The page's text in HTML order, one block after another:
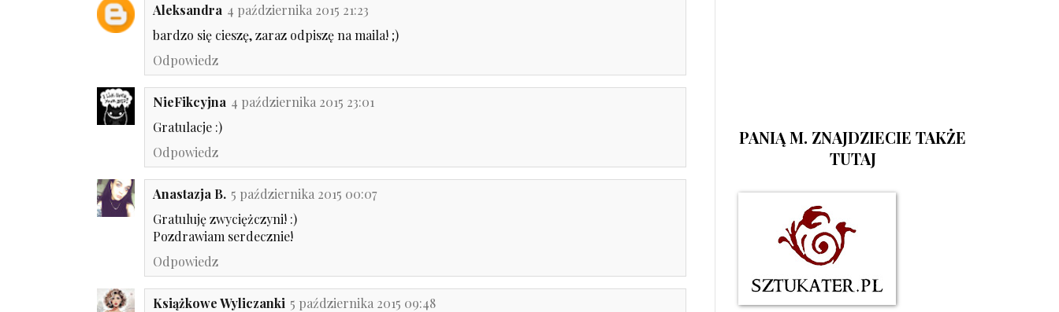
Aleksandra 4 października 2015 21:23
bardzo się cieszę, zaraz odpiszę na maila! ;)
Odpowiedz
NieFikcyjna 4 października 2015 23:01
Gratulacje :)
Odpowiedz
Anastazja B. 5 października 2015 00:07
Gratuluję zwyciężczyni! :)
Pozdrawiam serdecznie!
Odpowiedz
Książkowe Wyliczanki 5 października 2015 09:48
PANIĄ M. ZNAJDZIECIE TAKŻE
TUTAJ